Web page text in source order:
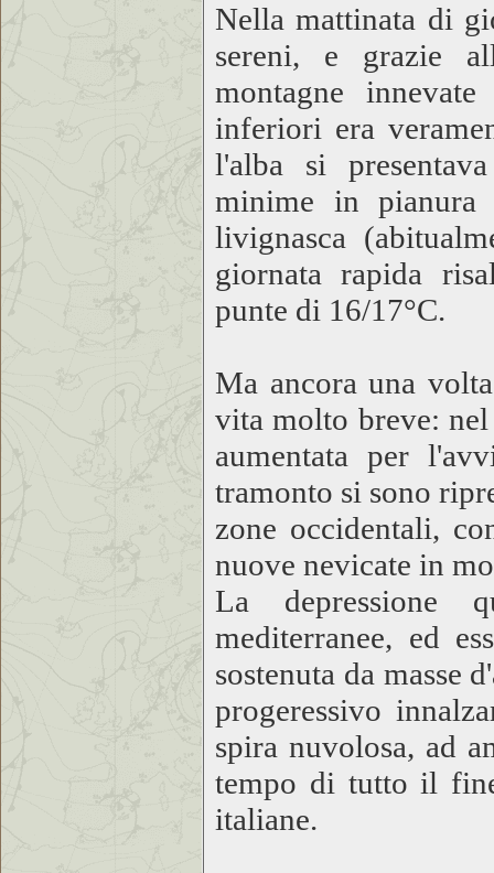
Nella mattinata di
sereni, e grazie
montagne
inferiori era
l'alba si
minime in
livignasca
giornata rapida
punte di 16/17°C.
Ma ancora una
vita molto breve:
aumentata per
tramonto si sono
zone occidentali,
nuove nevicate in
La depressione
mediterranee, ed
sostenuta da masse
progeressivo
spira nuvolosa, ad
tempo di tutto il
italiane.